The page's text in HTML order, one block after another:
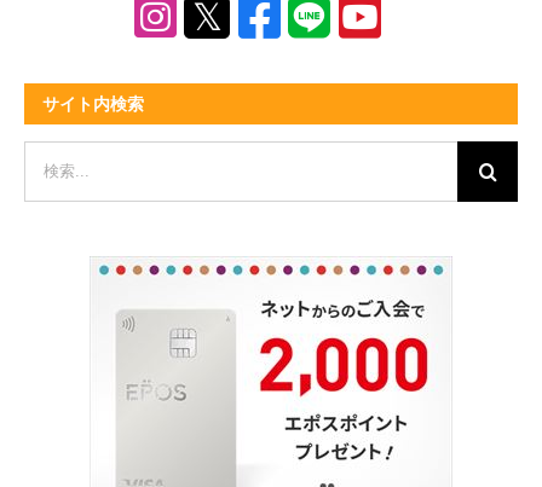
サイト内検索